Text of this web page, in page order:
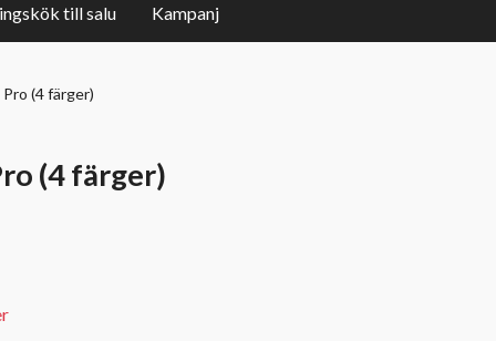
till salu Kampanj
(4 färger)
(4 färger)